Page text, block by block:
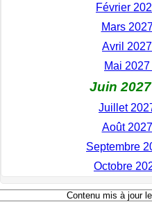
Février
Mars
Avril
Mai
Juin
Juillet
Août
Septembre
Octobre
Contenu mis à jour